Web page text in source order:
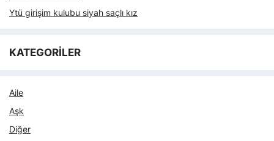
Ytü girişim kulubu siyah saçlı kız
KATEGORİLER
Aile
Aşk
Diğer